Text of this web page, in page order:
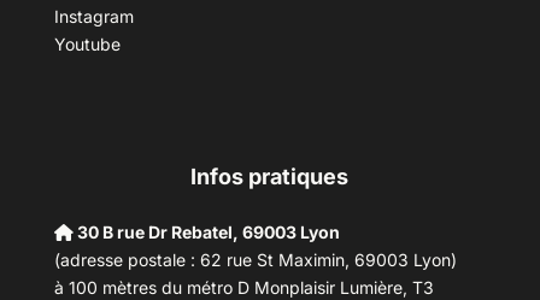
Instagram
Youtube
Infos pratiques
30 B rue Dr Rebatel, 69003 Lyon
(adresse postale : 62 rue St Maximin, 69003 Lyon)
à 100 mètres du métro D Monplaisir Lumière, T3